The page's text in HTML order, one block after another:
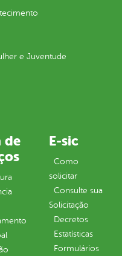
e Juventude
de
E-sic
Como
solicitar
Consulte sua
Solicitação
Decretos
Estatísticas
Formulários